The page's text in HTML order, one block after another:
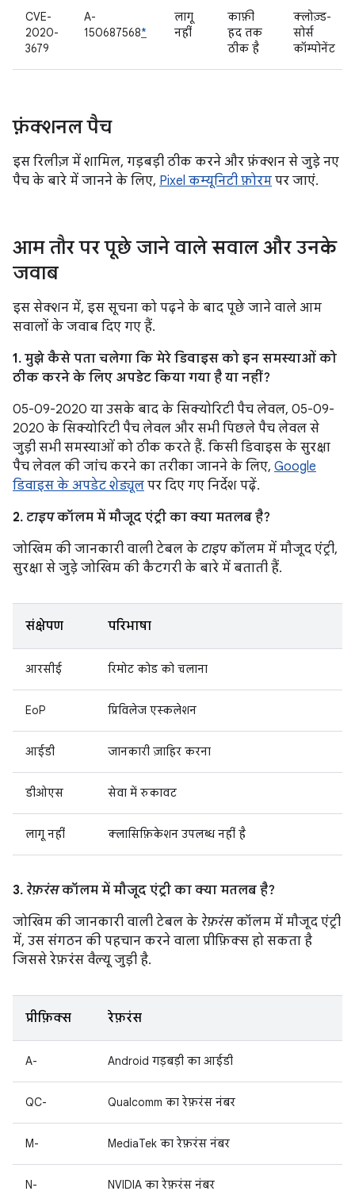
CVE-
2020-
3679
A-
150687568*
लागू
नहीं
काफ़ी
हद तक
ठीक है
क्लोज़्ड-
सोर्स
कॉम्पोनेंट
फ़ंक्शनल पैच
इस रिलीज़ में शामिल, गड़बड़ी ठीक करने और फ़ंक्शन से जुड़े नए
पैच के बारे में जानने के लिए, Pixel कम्यूनिटी फ़ोरम पर जाएं.
आम तौर पर पूछे जाने वाले सवाल और उनके
जवाब
इस सेक्शन में, इस सूचना को पढ़ने के बाद पूछे जाने वाले आम
सवालों के जवाब दिए गए हैं.
1. मुझे कैसे पता चलेगा कि मेरे डिवाइस को इन समस्याओं को
ठीक करने के लिए अपडेट किया गया है या नहीं?
05-09-2020 या उसके बाद के सिक्योरिटी पैच लेवल, 05-09-
2020 के सिक्योरिटी पैच लेवल और सभी पिछले पैच लेवल से
जुड़ी सभी समस्याओं को ठीक करते हैं. किसी डिवाइस के सुरक्षा
पैच लेवल की जांच करने का तरीका जानने के लिए, Google
डिवाइस के अपडेट शेड्यूल पर दिए गए निर्देश पढ़ें.
2. टाइपकॉलम में मौजूद एंट्री का क्या मतलब है?
जोखिम की जानकारी वाली टेबल के टाइपकॉलम में मौजूद एंट्री,
सुरक्षा से जुड़े जोखिम की कैटगरी के बारे में बताती हैं.
संक्षेपण परिभाषा
आरसीई रिमोट कोड को चलाना
EoP प्रिविलेज एस्कलेशन
आईडी जानकारी ज़ाहिर करना
डीओएस सेवा में रुकावट
लागू नहीं क्लासिफ़िकेशन उपलब्ध नहीं है
3. रेफ़रंसकॉलम में मौजूद एंट्री का क्या मतलब है?
जोखिम की जानकारी वाली टेबल के रेफ़रंसकॉलम में मौजूद एंट्री
में, उस संगठन की पहचान करने वाला प्रीफ़िक्स हो सकता है
जिससे रेफ़रंस वैल्यू जुड़ी है.
प्रीफ़िक्स रेफ़रंस
A- Android गड़बड़ी का आईडी
QC- Qualcomm का रेफ़रंस नंबर
M- MediaTek का रेफ़रंस नंबर
N- NVIDIA का रेफ़रंस नंबर